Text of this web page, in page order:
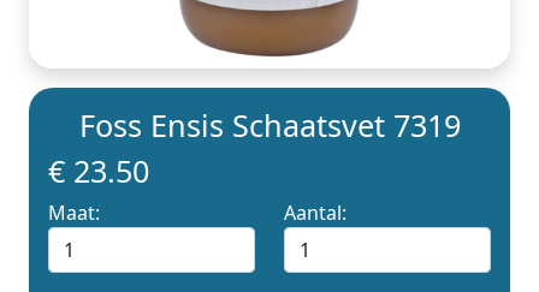
Foss Ensis Schaatsvet 7319
€ 23.50
Maat: Aantal: